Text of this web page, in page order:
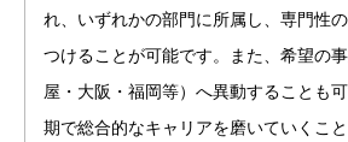
れ、いずれかの部門に所属し、専門性
つけることが可能です。また、希望の
屋・大阪・福岡等）へ異動することも
期で総合的なキャリアを磨いていくこ